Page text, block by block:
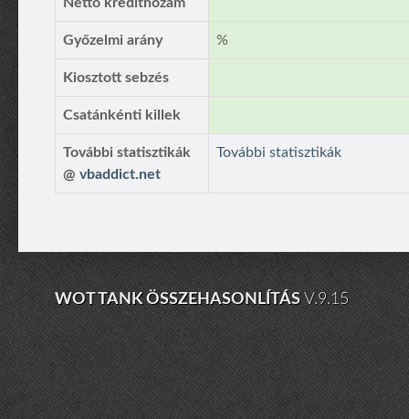
Győzelmi arány %
Kiosztott sebzés
Csatánkénti killek
További statisztikák
@ vbaddict.net
További statisztikák
WOT TANK ÖSSZEHASONLÍTÁSV.9.15